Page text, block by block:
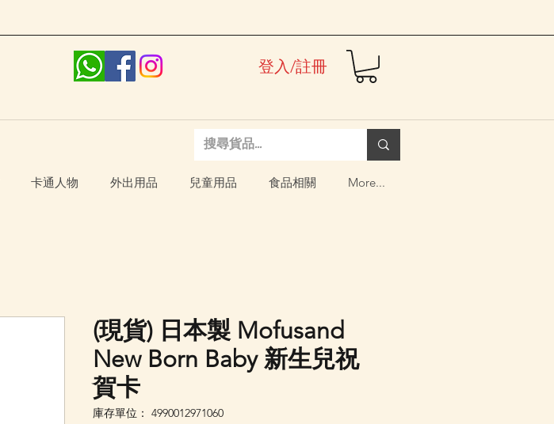
登入/註冊
卡通人物 外出用品 兒童用品 食品相關 More...
(現貨) 日本製 Mofusand
New Born Baby 新生兒祝
賀卡
庫存單位： 4990012971060